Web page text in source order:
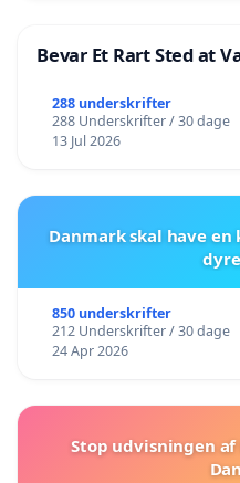
Bevar Et Rart Sted at
288 underskrifter
288 Underskrifter / 30 dage
13 Jul 2026
Danmark skal have
850 underskrifter
212 Underskrifter / 30 dage
24 Apr 2026
Stop udvisningen